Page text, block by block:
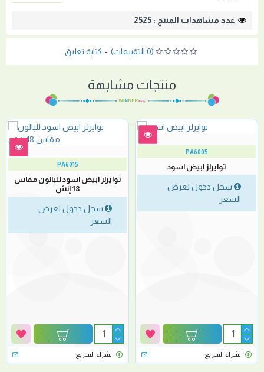
عدد مشاهدات المنتج : 2525
(0 التقييمات) - كتابة تعليق
منتجات مشابهة
PA6005
توايرلز ابيض اسود
سجل دخول لعرض
السعر
الشراء السريع
PA6015
توايرلز ابيض اسود للبالون مقاس
18 إنش
سجل دخول لعرض
السعر
الشراء السريع